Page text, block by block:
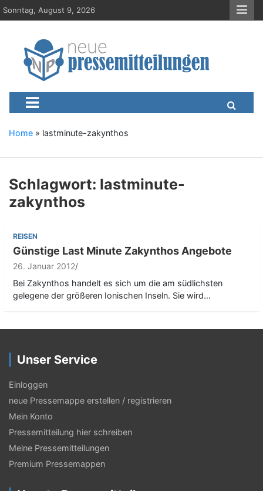
S
k
Sonntag, August 9, 2026
Neue-
Presseportal, Nachrichten, News, Meldungen, Wirtschaft
Home » lastminute-zakynthos
Schlagwort: lastminute-
zakynthos
REISEN
Günstige Last Minute Zakynthos Angebote
26. Januar 2012
Bei Zakynthos handelt es sich um die am südlichsten
gelegene der größeren Ionischen Inseln. Sie wird…
Unser Service
Einloggen
neue Pressemappe erstellen / registrieren
Mein Konto
Pressemitteilung hier schreiben
Meine Pressemitteilungen
Premium Pressemappen